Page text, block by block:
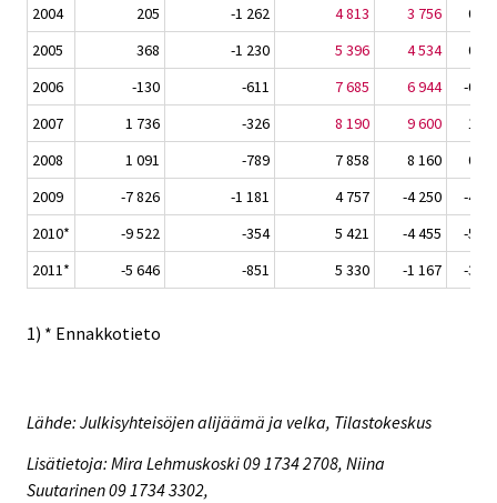
2004
205 -1 262 4 813 3 756
0,1
2005
368 -1 230 5 396 4 534
0,2
2006
-130 -611 7 685 6 944
-0,1
2007
1 736 -326 8 190 9 600
1,0
2008
1 091 -789 7 858 8 160
0,6
2009
-7 826 -1 181 4 757 -4 250
-4,5
2010*
-9 522 -354 5 421 -4 455
-5,3
2011*
-5 646 -851 5 330 -1 167 -3,0
1) * Ennakkotieto
Lähde: Julkisyhteisöjen alijäämä ja velka, Tilastokeskus
Lisätietoja: Mira Lehmuskoski 09 1734 2708, Niina
Suutarinen 09 1734 3302,